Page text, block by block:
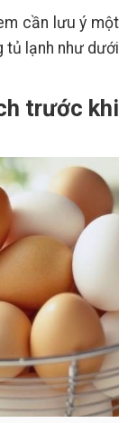
cần lưu ý một
tủ lạnh như dưới
trước khi